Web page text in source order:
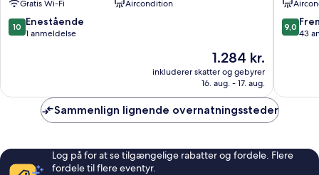
Emily
in
Town
Gratis Wi-Fi
Aircondition
10.0
ud
anmeldelse
10 Enestående
1 anmeldelse
Prisen
1.284 kr.
1.284 kr.
inkluderer skatter og gebyrer
16. aug. - 17. aug.
Tây
Hồ
9.0
ud
9,0
43
Sammenlign lignende overnatningssteder
Log på for at se tilgængelige rabatter og fordele. Flere
fordele til flere eventyr.